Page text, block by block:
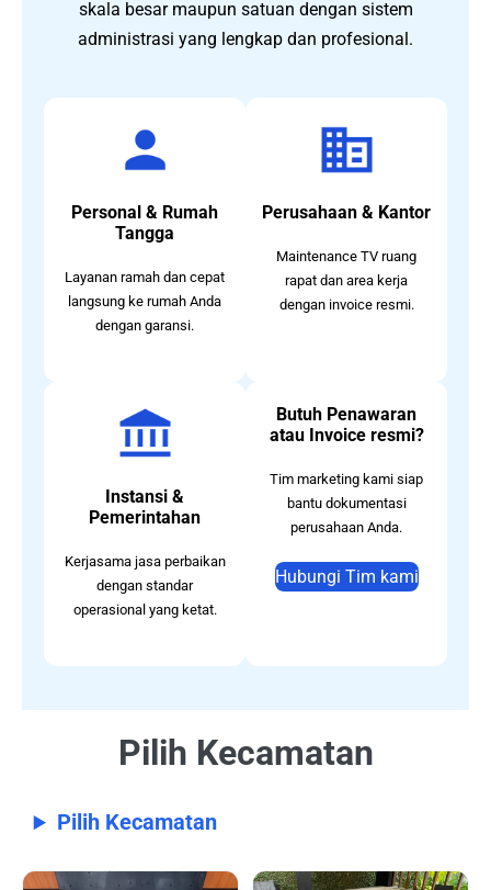
skala besar maupun satuan dengan sistem
administrasi yang lengkap dan profesional.
Personal & Rumah
Tangga
Layanan ramah dan cepat
langsung ke rumah Anda
dengan garansi.
Perusahaan & Kantor
Maintenance TV ruang
rapat dan area kerja
dengan invoice resmi.
Instansi &
Pemerintahan
Kerjasama jasa perbaikan
dengan standar
operasional yang ketat.
Butuh Penawaran
atau Invoice resmi?
Tim marketing kami siap
bantu dokumentasi
perusahaan Anda.
Hubungi Tim kami
Pilih Kecamatan
Pilih Kecamatan